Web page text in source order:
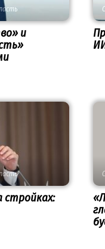
и
стройках: